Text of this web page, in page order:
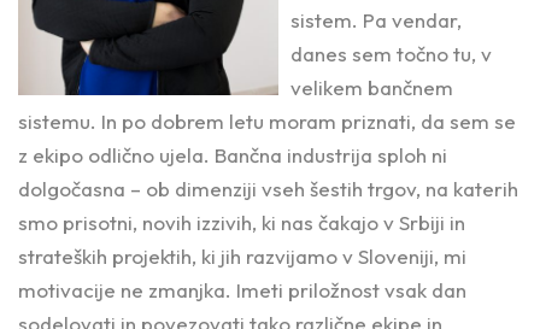
sistem. Pa vendar,
danes sem točno tu, v
velikem bančnem
sistemu. In po dobrem letu moram priznati, da sem se
z ekipo odlično ujela. Bančna industrija sploh ni
dolgočasna – ob dimenziji vseh šestih trgov, na katerih
smo prisotni, novih izzivih, ki nas čakajo v Srbiji in
strateških projektih, ki jih razvijamo v Sloveniji, mi
motivacije ne zmanjka. Imeti priložnost vsak dan
sodelovati in povezovati tako različne ekipe in